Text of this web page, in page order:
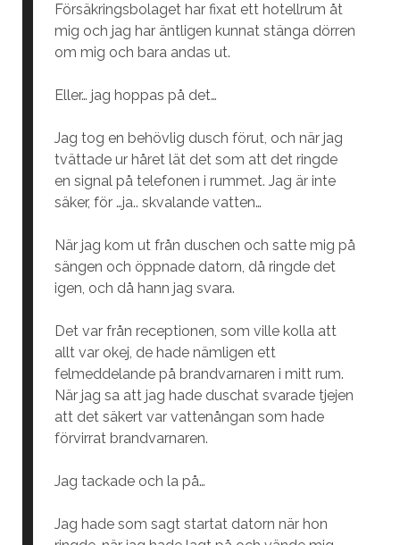
Försäkringsbolaget har fixat ett hotellrum åt
mig och jag har äntligen kunnat stänga dörren
om mig och bara andas ut.
Eller… jag hoppas på det…
Jag tog en behövlig dusch förut, och när jag
tvättade ur håret lät det som att det ringde
en signal på telefonen i rummet. Jag är inte
säker, för …ja.. skvalande vatten…
När jag kom ut från duschen och satte mig på
sängen och öppnade datorn, då ringde det
igen, och då hann jag svara.
Det var från receptionen, som ville kolla att
allt var okej, de hade nämligen ett
felmeddelande på brandvarnaren i mitt rum.
När jag sa att jag hade duschat svarade tjejen
att det säkert var vattenångan som hade
förvirrat brandvarnaren.
Jag tackade och la på…
Jag hade som sagt startat datorn när hon